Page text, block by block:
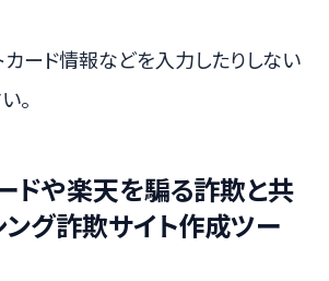
カード情報などを入力したりしない
。
ドや楽天を騙る詐欺と共
ング詐欺サイト作成ツー